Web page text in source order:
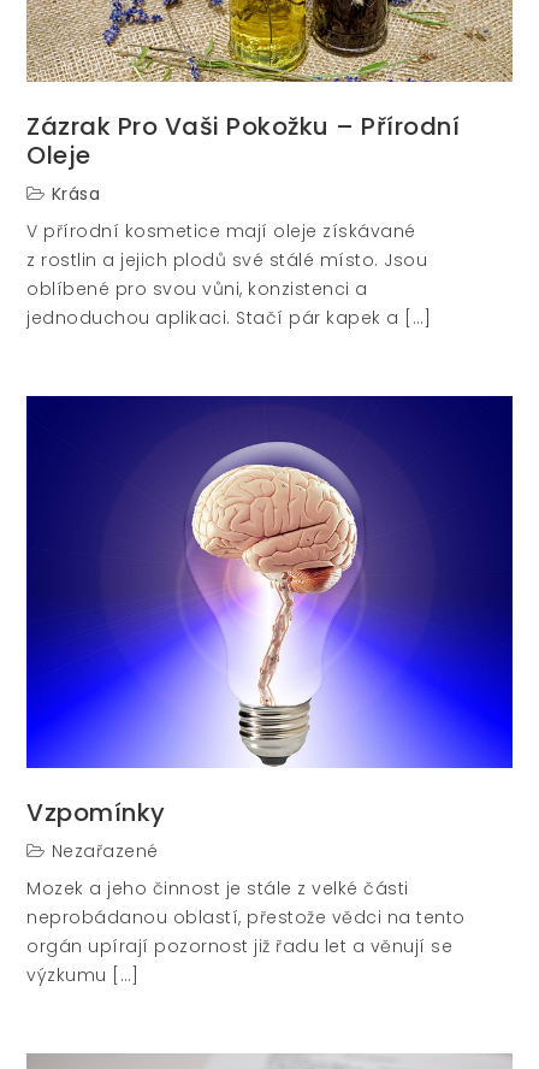
Zázrak Pro Vaši Pokožku – Přírodní
Oleje
Krása
V přírodní kosmetice mají oleje získávané
z rostlin a jejich plodů své stálé místo. Jsou
oblíbené pro svou vůni, konzistenci a
jednoduchou aplikaci. Stačí pár kapek a […]
Vzpomínky
Nezařazené
Mozek a jeho činnost je stále z velké části
neprobádanou oblastí, přestože vědci na tento
orgán upírají pozornost již řadu let a věnují se
výzkumu […]